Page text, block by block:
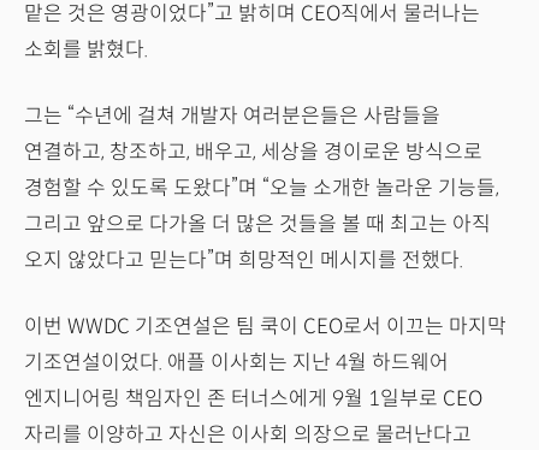
맡은 것은 영광이었다”고 밝히며 CEO직에서 물러나는
소회를 밝혔다.
그는 “수년에 걸쳐 개발자 여러분은들은 사람들을
연결하고, 창조하고, 배우고, 세상을 경이로운 방식으로
경험할 수 있도록 도왔다”며 “오늘 소개한 놀라운 기능들,
그리고 앞으로 다가올 더 많은 것들을 볼 때 최고는 아직
오지 않았다고 믿는다”며 희망적인 메시지를 전했다.
이번 WWDC 기조연설은 팀 쿡이 CEO로서 이끄는 마지막
기조연설이었다. 애플 이사회는 지난 4월 하드웨어
엔지니어링 책임자인 존 터너스에게 9월 1일부로 CEO
자리를 이양하고 자신은 이사회 의장으로 물러난다고